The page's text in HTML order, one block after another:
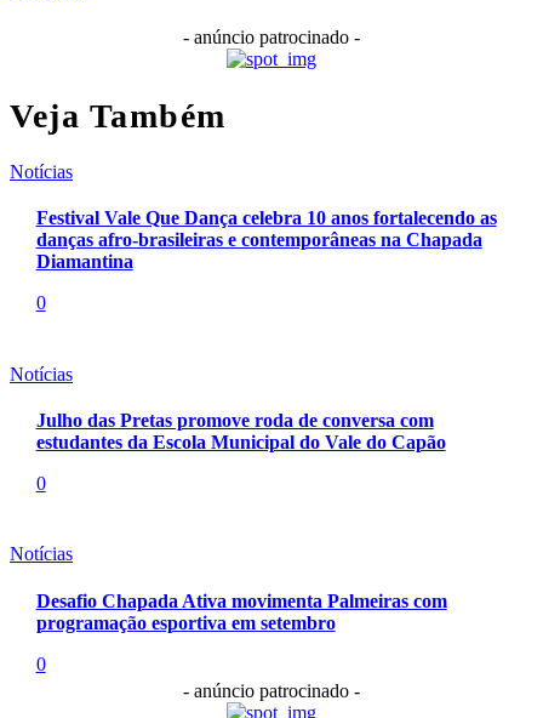
- anúncio patrocinado -
Veja Também
Notícias
Festival Vale Que Dança celebra 10 anos fortalecendo as
danças afro-brasileiras e contemporâneas na Chapada
Diamantina
0
Notícias
Julho das Pretas promove roda de conversa com
estudantes da Escola Municipal do Vale do Capão
0
Notícias
Desafio Chapada Ativa movimenta Palmeiras com
programação esportiva em setembro
0
- anúncio patrocinado -